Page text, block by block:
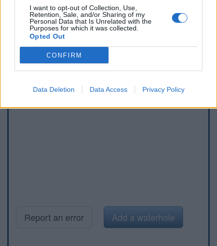
I want to opt-out of Collection, Use,
Retention, Sale, and/or Sharing of my
Personal Data that Is Unrelated with the
Purposes for which it was collected.
Opted Out
CONFIRM
Data Deletion Data Access Privacy Policy
Report an error Add a waterhole